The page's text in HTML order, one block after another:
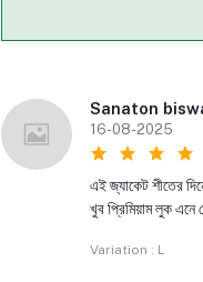
Sanaton
16-08-2025
এই জ্যাকেট শীতের
খুব প্রিমিয়াম লুক এনে
Variation : L